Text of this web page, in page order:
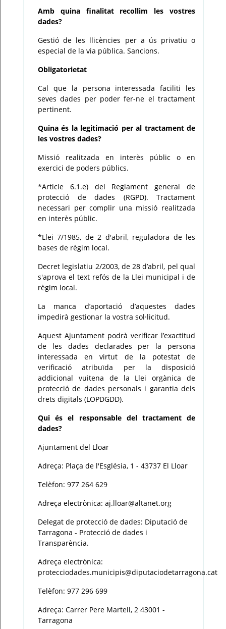
Amb quina finalitat recollim les vostres
dades?
Gestió de les llicències per a ús privatiu o
especial de la via pública. Sancions.
Obligatorietat
Cal que la persona interessada faciliti les
seves dades per poder fer-ne el tractament
pertinent.
Quina és la legitimació per al tractament de
les vostres dades?
Missió realitzada en interès públic o en
exercici de poders públics.
*Article 6.1.e) del Reglament general de
protecció de dades (RGPD). Tractament
necessari per complir una missió realitzada
en interès públic.
*Llei 7/1985, de 2 d'abril, reguladora de les
bases de règim local.
Decret legislatiu 2/2003, de 28 d’abril, pel qual
s'aprova el text refós de la Llei municipal i de
règim local.
La manca d’aportació d’aquestes dades
impedirà gestionar la vostra sol·licitud.
Aquest Ajuntament podrà verificar l’exactitud
de les dades declarades per la persona
interessada en virtut de la potestat de
verificació atribuïda per la disposició
addicional vuitena de la Llei orgànica de
protecció de dades personals i garantia dels
drets digitals (LOPDGDD).
Qui és el responsable del tractament de
dades?
Ajuntament del Lloar
Adreça: Plaça de l'Església, 1 - 43737 El Lloar
Telèfon: 977 264 629
Adreça electrònica: aj.lloar@altanet.org
Delegat de protecció de dades: Diputació de
Tarragona - Protecció de dades i
Transparència.
Adreça electrònica:
protecciodades.municipis@diputaciodetarragona.cat
Telèfon: 977 296 699
Adreça: Carrer Pere Martell, 2 43001 -
Tarragona